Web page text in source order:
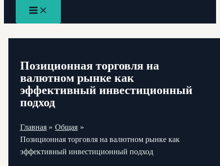
Main
Menu
Позиционная торговля на
валютном рынке как
эффективный инвестиционный
подход
Главная
Общая
Позиционная торговля на валютном рынке как
эффективный инвестиционный подход